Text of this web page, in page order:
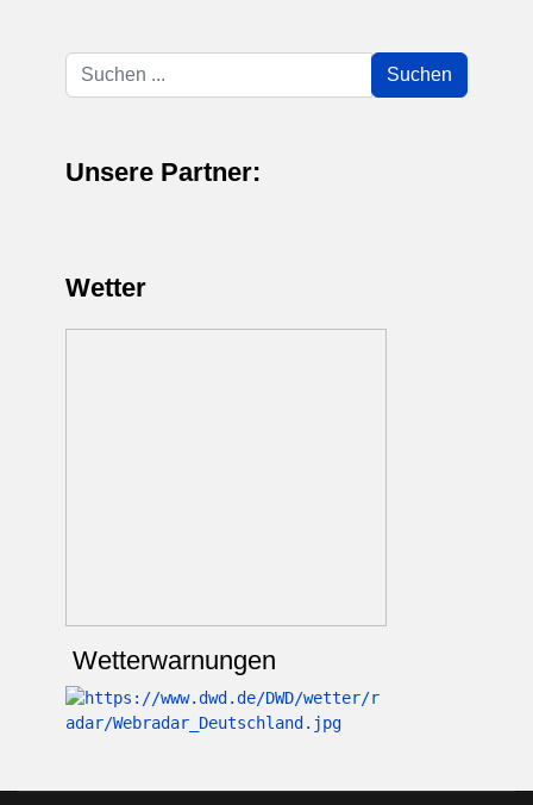
Suchen
...
Suchen
Unsere Partner:
Wetter
Wetterwarnungen